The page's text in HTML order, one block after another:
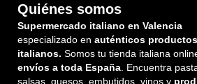
Quiénes somos
Supermercado italiano en Valencia
especializado en auténticos productos
italianos. Somos tu tienda italiana
envíos a toda España . Encuentra
salsas, quesos, embutidos, vinos y